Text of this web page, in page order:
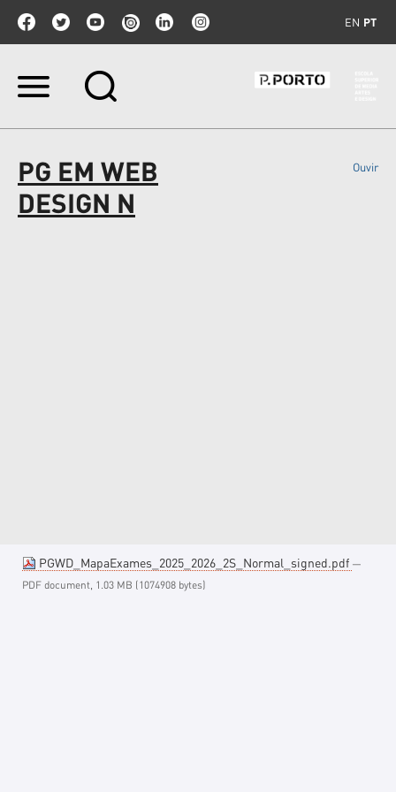
EN PT
Ir
Ir
para
a
navegação
PG EM WEB
DESIGN N
Ouvir
PGWD_MapaExames_2025_2026_2S_Normal_signed.pdf —
PDF document, 1.03 MB (1074908 bytes)